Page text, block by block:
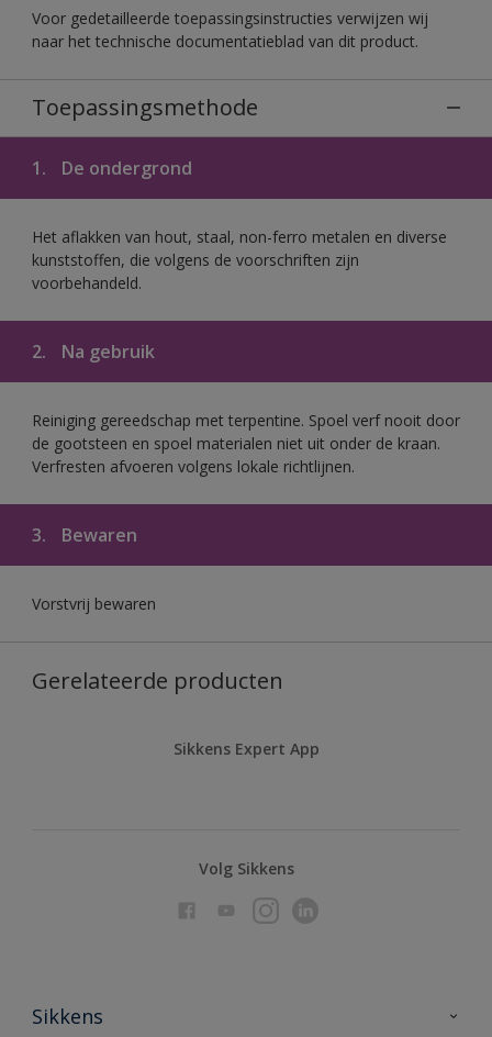
Voor gedetailleerde toepassingsinstructies verwijzen wij
naar het technische documentatieblad van dit product.
Toepassingsmethode
1. De ondergrond
Het aflakken van hout, staal, non-ferro metalen en diverse
kunststoffen, die volgens de voorschriften zijn
voorbehandeld.
2. Na gebruik
Reiniging gereedschap met terpentine. Spoel verf nooit door
de gootsteen en spoel materialen niet uit onder de kraan.
Verfresten afvoeren volgens lokale richtlijnen.
3. Bewaren
Vorstvrij bewaren
Gerelateerde producten
Sikkens Expert App
Volg Sikkens
Sikkens